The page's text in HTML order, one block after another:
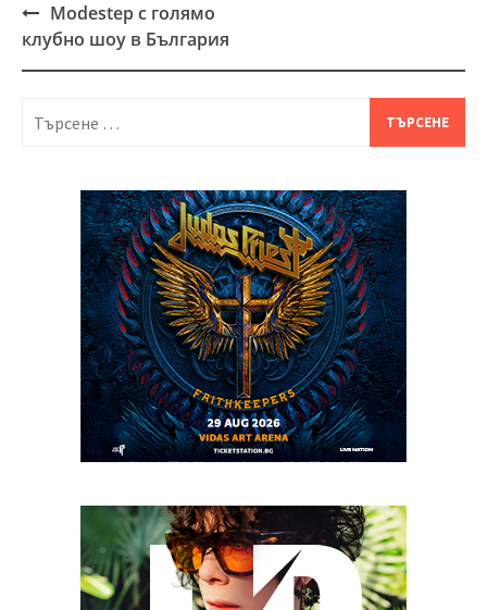
Post
navigation
Modestep с голямо
клубно шоу в България
за: